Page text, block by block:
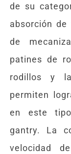
de su
absorción
de
patines de
rodillos y
permiten
en este
gantry. La
velocidad